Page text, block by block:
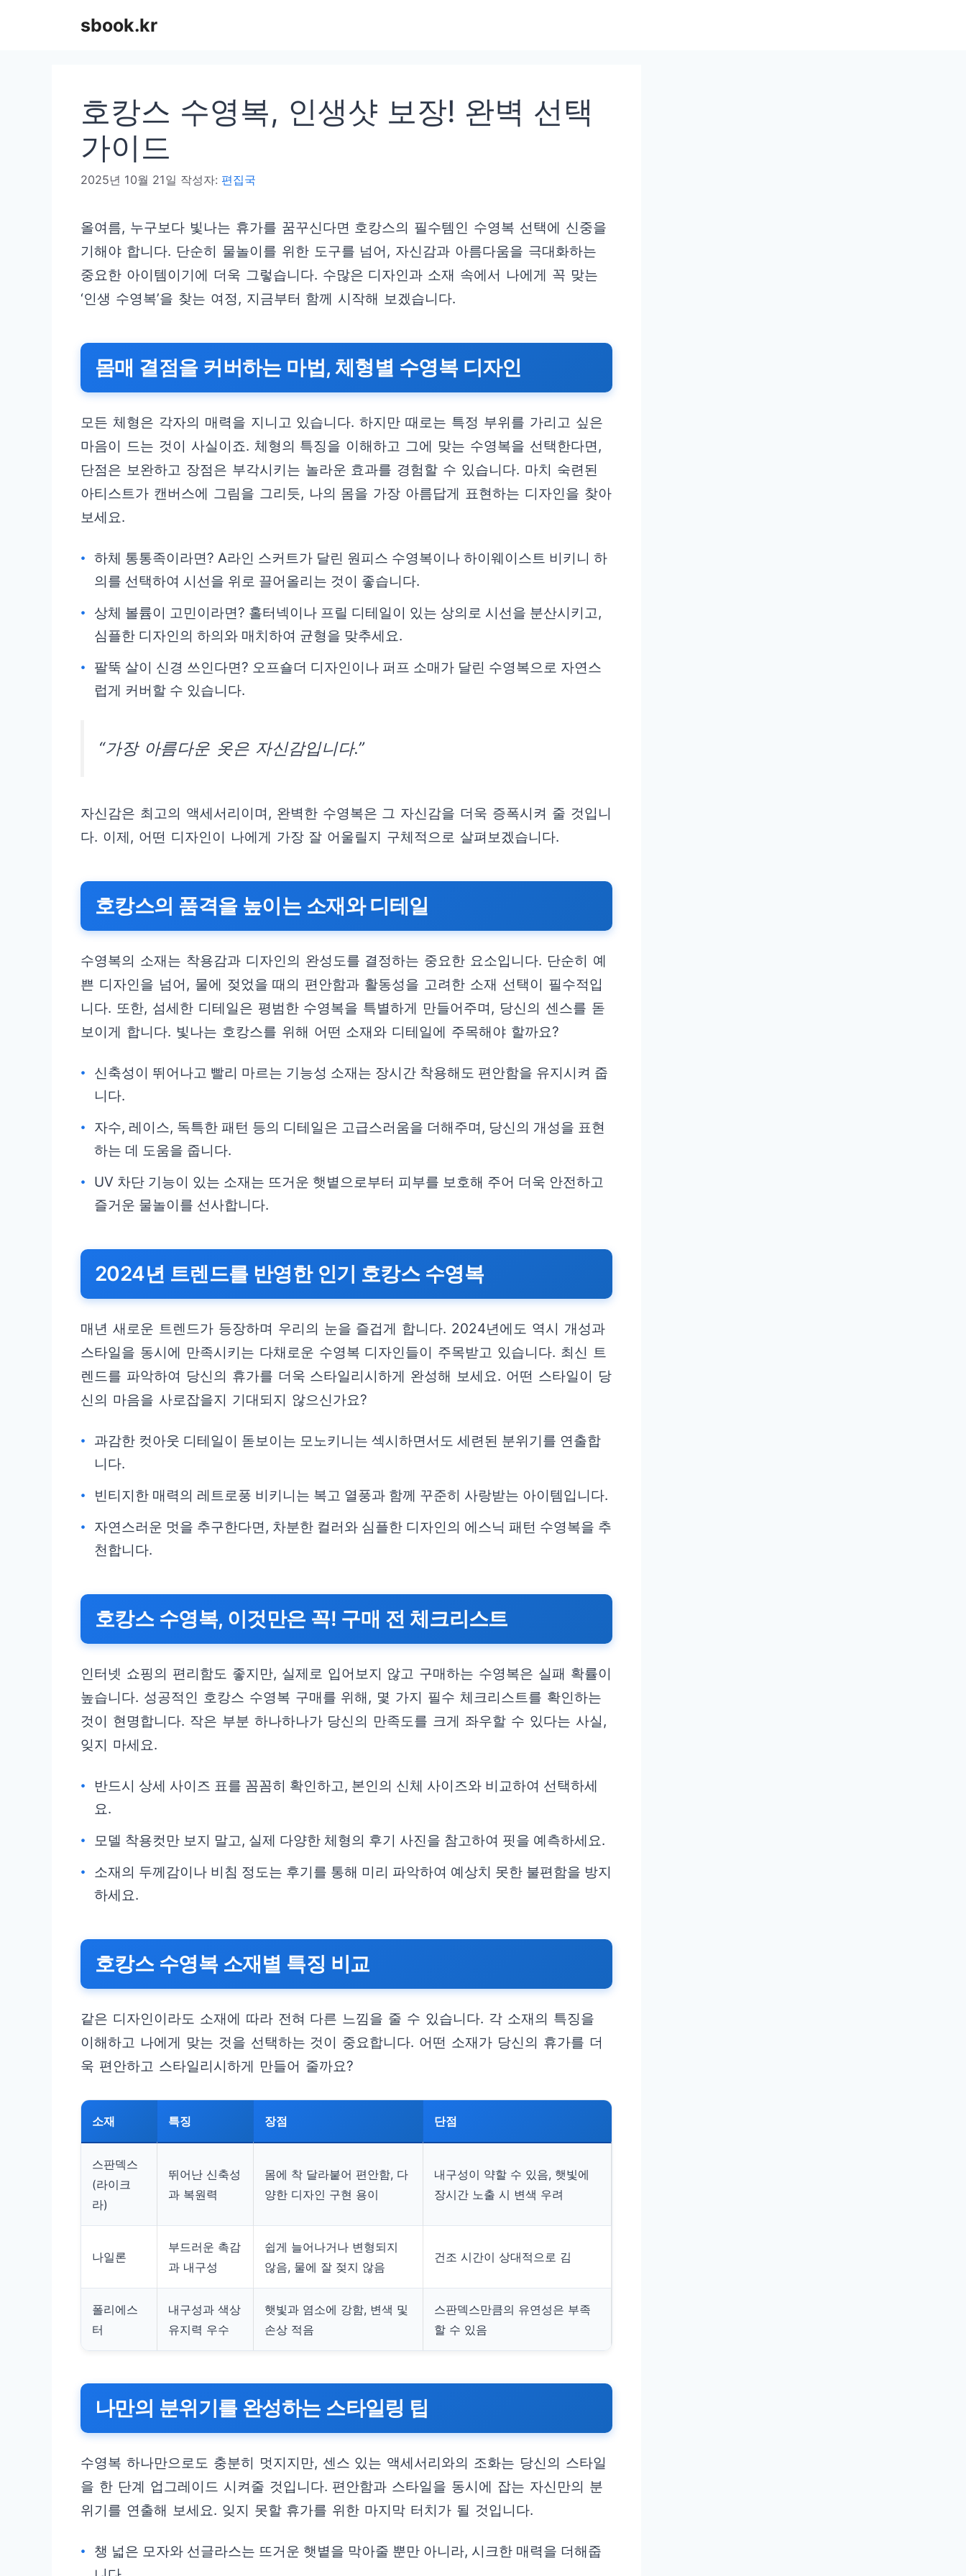
sbook.kr
호캉스 수영복, 인생샷 보장! 완벽 선택
가이드
2025년 10월 21일 작성자: 편집국
올여름, 누구보다 빛나는 휴가를 꿈꾸신다면 호캉스의 필수템인 수영복 선택에 신중을
기해야 합니다. 단순히 물놀이를 위한 도구를 넘어, 자신감과 아름다움을 극대화하는
중요한 아이템이기에 더욱 그렇습니다. 수많은 디자인과 소재 속에서 나에게 꼭 맞는
‘인생 수영복’을 찾는 여정, 지금부터 함께 시작해 보겠습니다.
몸매 결점을 커버하는 마법, 체형별 수영복 디자인
모든 체형은 각자의 매력을 지니고 있습니다. 하지만 때로는 특정 부위를 가리고 싶은
마음이 드는 것이 사실이죠. 체형의 특징을 이해하고 그에 맞는 수영복을 선택한다면,
단점은 보완하고 장점은 부각시키는 놀라운 효과를 경험할 수 있습니다. 마치 숙련된
아티스트가 캔버스에 그림을 그리듯, 나의 몸을 가장 아름답게 표현하는 디자인을 찾아
보세요.
하체 통통족이라면? A라인 스커트가 달린 원피스 수영복이나 하이웨이스트 비키니 하
의를 선택하여 시선을 위로 끌어올리는 것이 좋습니다.
상체 볼륨이 고민이라면? 홀터넥이나 프릴 디테일이 있는 상의로 시선을 분산시키고,
심플한 디자인의 하의와 매치하여 균형을 맞추세요.
팔뚝 살이 신경 쓰인다면? 오프숄더 디자인이나 퍼프 소매가 달린 수영복으로 자연스
럽게 커버할 수 있습니다.
“가장 아름다운 옷은 자신감입니다.”
자신감은 최고의 액세서리이며, 완벽한 수영복은 그 자신감을 더욱 증폭시켜 줄 것입니
다. 이제, 어떤 디자인이 나에게 가장 잘 어울릴지 구체적으로 살펴보겠습니다.
호캉스의 품격을 높이는 소재와 디테일
수영복의 소재는 착용감과 디자인의 완성도를 결정하는 중요한 요소입니다. 단순히 예
쁜 디자인을 넘어, 물에 젖었을 때의 편안함과 활동성을 고려한 소재 선택이 필수적입
니다. 또한, 섬세한 디테일은 평범한 수영복을 특별하게 만들어주며, 당신의 센스를 돋
보이게 합니다. 빛나는 호캉스를 위해 어떤 소재와 디테일에 주목해야 할까요?
신축성이 뛰어나고 빨리 마르는 기능성 소재는 장시간 착용해도 편안함을 유지시켜 줍
니다.
자수, 레이스, 독특한 패턴 등의 디테일은 고급스러움을 더해주며, 당신의 개성을 표현
하는 데 도움을 줍니다.
UV 차단 기능이 있는 소재는 뜨거운 햇볕으로부터 피부를 보호해 주어 더욱 안전하고
즐거운 물놀이를 선사합니다.
2024년 트렌드를 반영한 인기 호캉스 수영복
매년 새로운 트렌드가 등장하며 우리의 눈을 즐겁게 합니다. 2024년에도 역시 개성과
스타일을 동시에 만족시키는 다채로운 수영복 디자인들이 주목받고 있습니다. 최신 트
렌드를 파악하여 당신의 휴가를 더욱 스타일리시하게 완성해 보세요. 어떤 스타일이 당
신의 마음을 사로잡을지 기대되지 않으신가요?
과감한 컷아웃 디테일이 돋보이는 모노키니는 섹시하면서도 세련된 분위기를 연출합
니다.
빈티지한 매력의 레트로풍 비키니는 복고 열풍과 함께 꾸준히 사랑받는 아이템입니다.
자연스러운 멋을 추구한다면, 차분한 컬러와 심플한 디자인의 에스닉 패턴 수영복을 추
천합니다.
호캉스 수영복, 이것만은 꼭! 구매 전 체크리스트
인터넷 쇼핑의 편리함도 좋지만, 실제로 입어보지 않고 구매하는 수영복은 실패 확률이
높습니다. 성공적인 호캉스 수영복 구매를 위해, 몇 가지 필수 체크리스트를 확인하는
것이 현명합니다. 작은 부분 하나하나가 당신의 만족도를 크게 좌우할 수 있다는 사실,
잊지 마세요.
반드시 상세 사이즈 표를 꼼꼼히 확인하고, 본인의 신체 사이즈와 비교하여 선택하세
요.
모델 착용컷만 보지 말고, 실제 다양한 체형의 후기 사진을 참고하여 핏을 예측하세요.
소재의 두께감이나 비침 정도는 후기를 통해 미리 파악하여 예상치 못한 불편함을 방지
하세요.
호캉스 수영복 소재별 특징 비교
같은 디자인이라도 소재에 따라 전혀 다른 느낌을 줄 수 있습니다. 각 소재의 특징을
이해하고 나에게 맞는 것을 선택하는 것이 중요합니다. 어떤 소재가 당신의 휴가를 더
욱 편안하고 스타일리시하게 만들어 줄까요?
소재 특징 장점 단점
스판덱스
(라이크
라)
뛰어난 신축성
과 복원력
몸에 착 달라붙어 편안함, 다
양한 디자인 구현 용이
내구성이 약할 수 있음, 햇빛에
장시간 노출 시 변색 우려
나일론
부드러운 촉감
과 내구성
쉽게 늘어나거나 변형되지
않음, 물에 잘 젖지 않음
건조 시간이 상대적으로 김
폴리에스
터
내구성과 색상
유지력 우수
햇빛과 염소에 강함, 변색 및
손상 적음
스판덱스만큼의 유연성은 부족
할 수 있음
나만의 분위기를 완성하는 스타일링 팁
수영복 하나만으로도 충분히 멋지지만, 센스 있는 액세서리와의 조화는 당신의 스타일
을 한 단계 업그레이드 시켜줄 것입니다. 편안함과 스타일을 동시에 잡는 자신만의 분
위기를 연출해 보세요. 잊지 못할 휴가를 위한 마지막 터치가 될 것입니다.
챙 넓은 모자와 선글라스는 뜨거운 햇볕을 막아줄 뿐만 아니라, 시크한 매력을 더해줍